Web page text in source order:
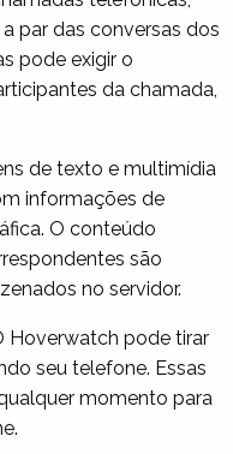
par das conversas dos
pode exigir o
da chamada,
de texto e multimídia
informações de
O conteúdo
são
no servidor.
Hoverwatch pode tirar
seu telefone. Essas
momento para